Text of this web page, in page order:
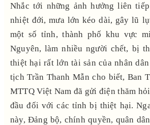
Nhắc tới những ảnh hưởng liên
nhiệt đới, mưa lớn kéo dài, gây lũ
một số tỉnh, thành phố khu vực
Nguyên, làm nhiều người chết, bị
thiệt hại rất lớn tài sản của nhân
tịch Trần Thanh Mẫn cho biết, Ban
MTTQ Việt Nam đã gửi điện thăm
đầu đối với các tỉnh bị thiệt hại.
này, Đảng bộ, chính quyền, quân